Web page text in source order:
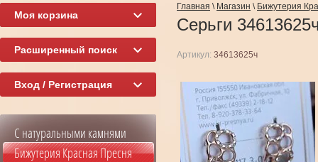
Главная \ Магазин \ Бижутерия
Серьги
Артикул: 34613625ч
Моя корзина
Расширенный поиск
Вход / Регистрация
С натуральными камнями
Бижутерия Красная Пресня